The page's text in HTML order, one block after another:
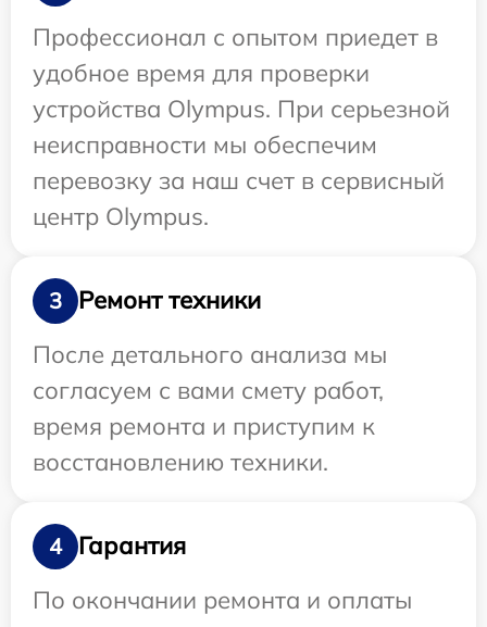
Профессионал с опытом приедет в
удобное время для проверки
устройства Olympus. При серьезной
неисправности мы обеспечим
перевозку за наш счет в сервисный
центр Olympus.
3
Ремонт техники
После детального анализа мы
согласуем с вами смету работ,
время ремонта и приступим к
восстановлению техники.
4
Гарантия
По окончании ремонта и оплаты